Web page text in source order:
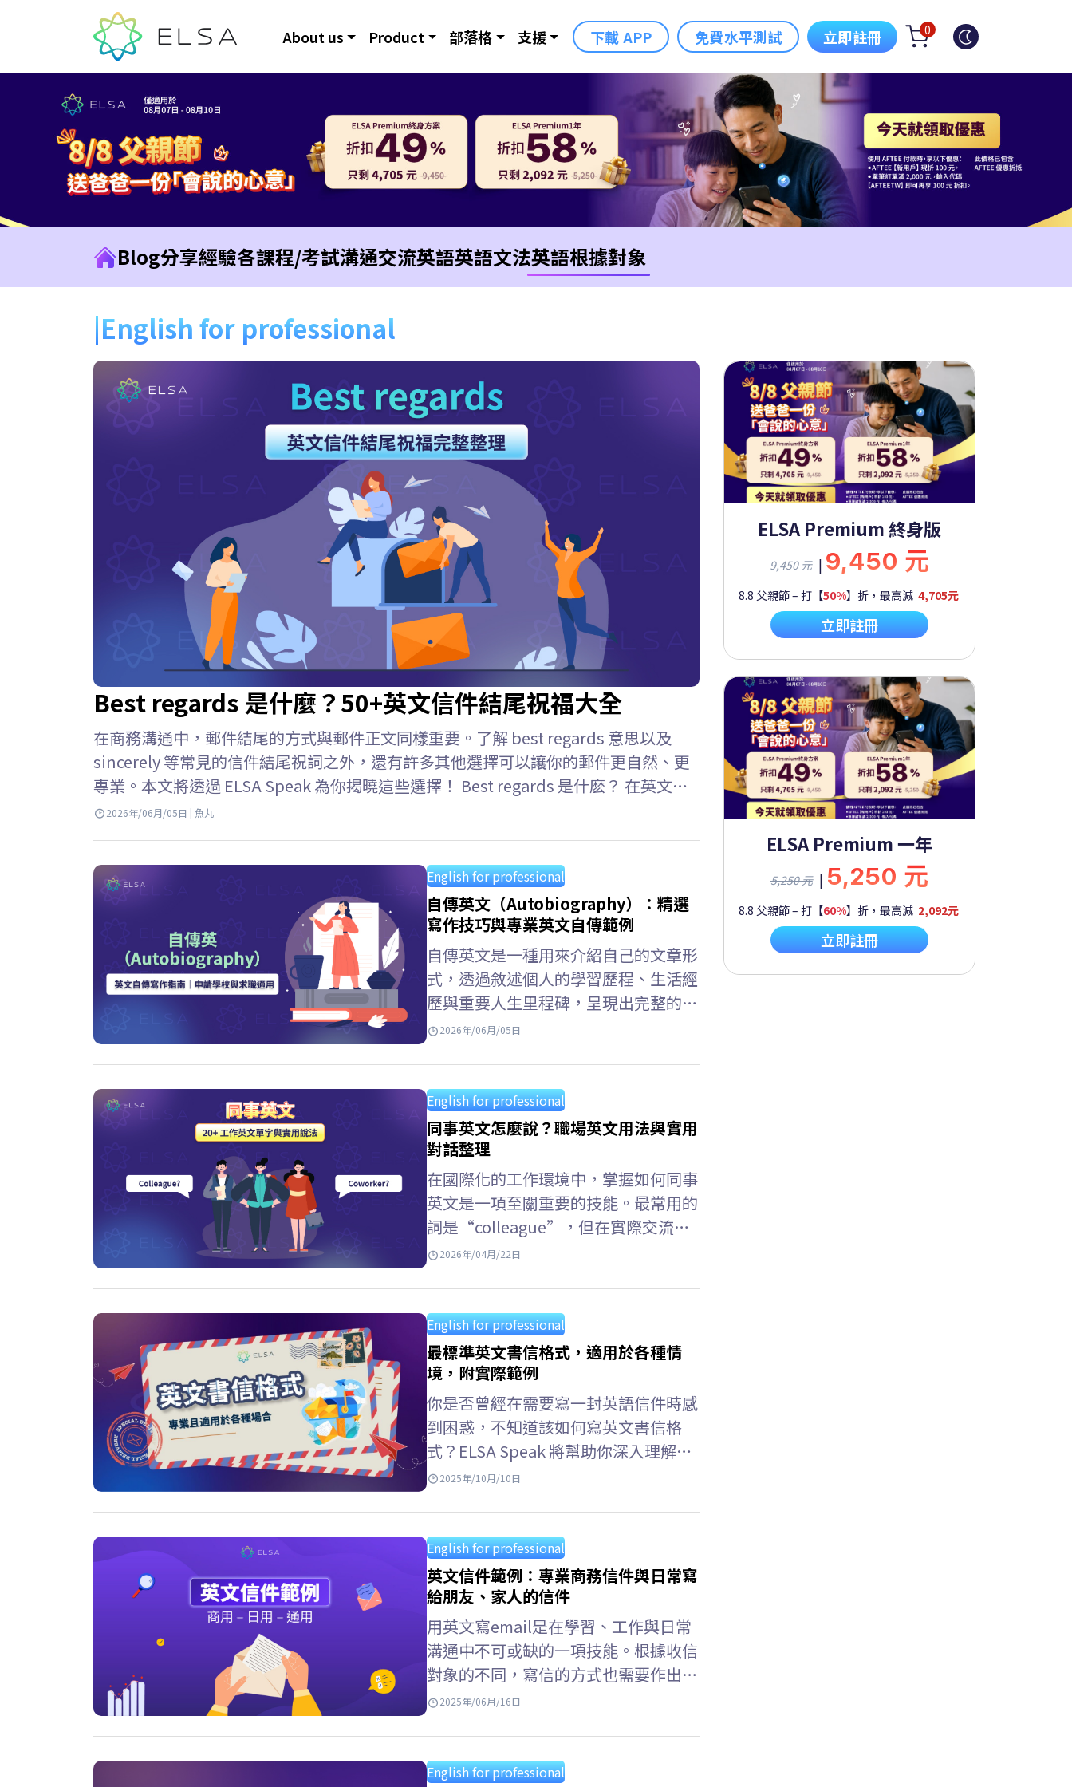
About us Product 部落格 支援 下載 APP 免費水平測試 立即註冊 0
Blog分享經驗各課程/考試溝通交流英語英語文法英語根據對象
English for professional
Best regards 是什麼？50+英文信件結尾祝福大全
在商務溝通中，郵件結尾的方式與郵件正文同樣重要。了解 best regards 意思以及
sincerely 等常見的信件結尾祝詞之外，還有許多其他選擇可以讓你的郵件更自然、更
專業。本文將透過 ELSA Speak 為你揭曉這些選擇！ Best regards 是什麽？ 在英文信
件結尾中，best regards 是一個常用且用途廣泛的結尾語，可以理解為“謹致以最誠
2026年/06月/05日 | 魚丸
English for professional
自傳英文（Autobiography）：精選
寫作技巧與專業英文自傳範例
自傳英文是一種用來介紹自己的文章形
式，透過敘述個人的學習歷程、生活經
歷與重要人生里程碑，呈現出完整的個
人樣貌。熟悉個人自傳英文的寫作方
流暢且符合語境地傳達個人資訊，在學
術申請與個人履歷中脫穎而出。 Key
Takeaways 核心內容重點摘要 英文自
傳 (Autobiography) 個人背景
（Personal Background）: 姓名、學
歷背景、個人特質與優點。 學術與能
力（Academic…
2026年/06月/05日
English for professional
同事英文怎麼說？職場英文用法與實用
對話整理
在國際化的工作環境中，掌握如何同事
英文是一項至關重要的技能。最常用的
詞是“colleague”，但在實際交流
中，還有許多其他表達方式，例如同事
使用英語，你可以使用ELSA Speak進
行練習。 同事英文怎麼說？ 以下是一
些常用的英語單字，用來指稱“同
事”，以及它們在不同工作語境中的發
音和用法，以便你可以選擇合適的方式
表達自己。 英文單字 用法 colleague
同事（正式）常用於工作環境或專業場
合；也可指同一行業但不一定在同一家
公司工作的人。…
2026年/04月/22日
English for professional
最標準英文書信格式，適用於各種情
境，附實際範例
你是否曾經在需要寫一封英語信件時感
到困惑，不知道該如何寫英文書信格
式？ELSA Speak 將幫助你深入理解每
一部分的細節——從英文書信在作文中
友、公司或組織的信件。 英文書信格
式 ELSA Speak 已整理出一套完整的英
文書信格式 機構，適用於商用英文書
信格式、英文書信格式 學測、英文書
信格式作文等多種情境，並附上不同範
例，幫助學習者輕鬆掌握並靈活運用於
各種場合。 >>閲讀更多：十大英文翻
譯中文網站推薦：快速、準確且免費…
2025年/10月/10日
English for professional
英文信件範例：專業商務信件與日常寫
給朋友、家人的信件
用英文寫email是在學習、工作與日常
溝通中不可或缺的一項技能。根據收信
對象的不同，寫信的方式也需要作出相
應調整 —— 對老師要莊重、對合作夥伴
例獲得詳細指導，例如英文商業email
2025年/06月/16日
English for professional
ELSA Premium 終身版
9,450 元 | 9,450 元
8.8 父親節 – 打【50%】折，最高減 4,705元
立即註冊
ELSA Premium 一年
5,250 元 | 5,250 元
8.8 父親節 – 打【60%】折，最高減 2,092元
立即註冊